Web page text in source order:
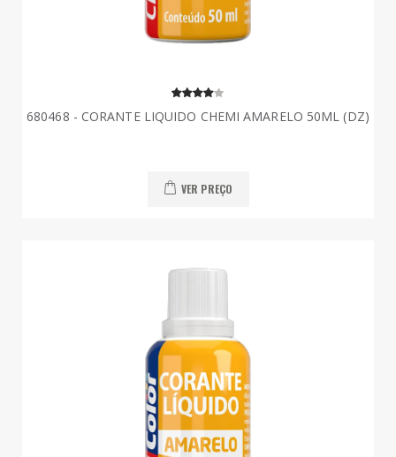
680468 - CORANTE LIQUIDO CHEMI AMARELO 50ML (DZ)
VER PREÇO